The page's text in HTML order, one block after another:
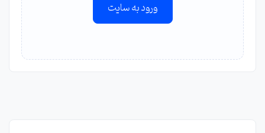
ورود به سایت